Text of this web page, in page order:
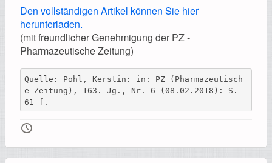
Den vollständigen Artikel können Sie hier
herunterladen.
(mit freundlicher Genehmigung der PZ -
Pharmazeutische Zeitung)
Quelle: Pohl, Kerstin: in: PZ (Pharmazeutisch
e Zeitung), 163. Jg., Nr. 6 (08.02.2018): S.
61 f.
🕔